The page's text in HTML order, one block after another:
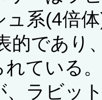
ュ系(4倍
的であり
れている
、ラビッ